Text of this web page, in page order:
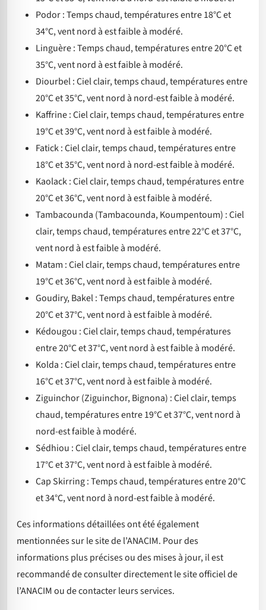
Podor : Temps chaud, températures entre 18°C et
34°C, vent nord à est faible à modéré.
Linguère : Temps chaud, températures entre 20°C et
35°C, vent nord à est faible à modéré.
Diourbel : Ciel clair, temps chaud, températures entre
20°C et 35°C, vent nord à nord-est faible à modéré.
Kaffrine : Ciel clair, temps chaud, températures entre
19°C et 39°C, vent nord à est faible à modéré.
Fatick : Ciel clair, temps chaud, températures entre
18°C et 35°C, vent nord à nord-est faible à modéré.
Kaolack : Ciel clair, temps chaud, températures entre
20°C et 36°C, vent nord à est faible à modéré.
Tambacounda (Tambacounda, Koumpentoum) : Ciel
clair, temps chaud, températures entre 22°C et 37°C,
vent nord à est faible à modéré.
Matam : Ciel clair, temps chaud, températures entre
19°C et 36°C, vent nord à est faible à modéré.
Goudiry, Bakel : Temps chaud, températures entre
20°C et 37°C, vent nord à est faible à modéré.
Kédougou : Ciel clair, temps chaud, températures
entre 20°C et 37°C, vent nord à est faible à modéré.
Kolda : Ciel clair, temps chaud, températures entre
16°C et 37°C, vent nord à est faible à modéré.
Ziguinchor (Ziguinchor, Bignona) : Ciel clair, temps
chaud, températures entre 19°C et 37°C, vent nord à
nord-est faible à modéré.
Sédhiou : Ciel clair, temps chaud, températures entre
17°C et 37°C, vent nord à est faible à modéré.
Cap Skirring : Temps chaud, températures entre 20°C
et 34°C, vent nord à nord-est faible à modéré.
Ces informations détaillées ont été également
mentionnées sur le site de l’ANACIM. Pour des
informations plus précises ou des mises à jour, il est
recommandé de consulter directement le site officiel de
l’ANACIM ou de contacter leurs services.